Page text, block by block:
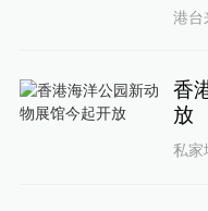
港台
香
放
私家